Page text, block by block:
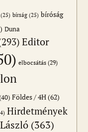
(25) bírság (25) bíróság
Duna
Editor
elbocsátás (29)
Földes / 4H(62)
Hirdetmények
(363)